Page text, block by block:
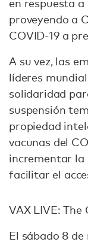
en respuesta
proveyendo a
COVID-19 a
A su vez, las
líderes
solidaridad
suspensión
propiedad
vacunas del
incrementar la
facilitar el
VAX LIVE:
El sábado 8